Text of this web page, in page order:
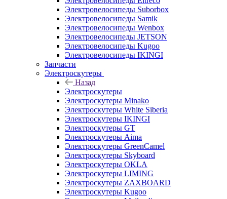
Электровелосипеды Suborbox
Электровелосипеды Samik
Электровелосипеды Wenbox
Электровелосипеды JETSON
Электровелосипеды Kugoo
Электровелосипеды IKINGI
Запчасти
Электроскутеры
Назад
Электроскутеры
Электроскутеры Minako
Электроскутеры White Siberia
Электроскутеры IKINGI
Электроскутеры GT
Электроскутеры Aima
Электроскутеры GreenCamel
Электроскутеры Skyboard
Электроскутеры OKLA
Электроскутеры LIMING
Электроскутеры ZAXBOARD
Электроскутеры Kugoo